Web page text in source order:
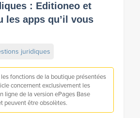
: Editioneo et
les apps qu’il vous
juridiques
les fonctions de la boutique présentées
concernent exclusivement les
ligne de la version ePages Base
peuvent être obsolètes.